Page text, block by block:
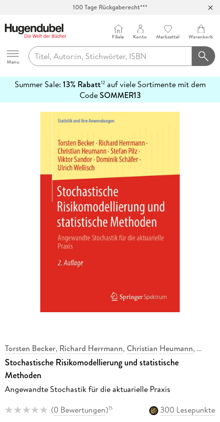
100 Tage Rückgaberecht***
Hugendubel
Menu
Filiale Konto Merkzettel Warenkorb
Summer Sale: 13% Rabatt12auf viele Sortimente mit dem
CodeSOMMER13
erfahren
Torsten Becker, Richard Herrmann, Christian Heumann,
Stochastische Risikomodellierung und statistische
Methoden
Angewandte Stochastik für die aktuarielle Praxis
(0 Bewertungen)15
300 Lesepunkte